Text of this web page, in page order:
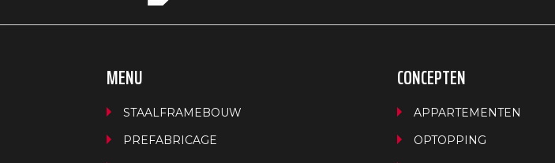
MENU
STAALFRAMEBOUW
PREFABRICAGE
CONCEPTEN
APPARTEMENTEN
OPTOPPING